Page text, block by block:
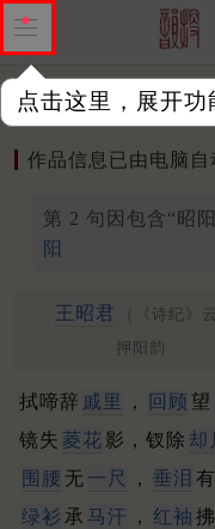
点击这里，展开功
作品 标注四声 出
作品信息已由电脑自
第 2 句因包含“昭
阳
王昭君 （《诗纪》云
押阳韵
拭啼辞 戚里 ， 回顾 望
镜失 菱花 影，钗除 却
围腰 无 一尺 ， 垂泪 有
绿衫 承 马汗 ， 红袖 拂